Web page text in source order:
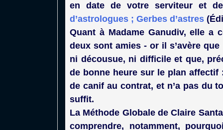
en date de votre serviteur et
d’astrologues ; Gerbes d’astres
Quant à Madame Ganudiv, elle a
deux sont amies - or il s’avère
ni décousue, ni difficile et que,
de bonne heure sur le plan affectif
de canif au contrat, et n’a pas du
suffit.
La Méthode Globale de Claire
comprendre, notamment,